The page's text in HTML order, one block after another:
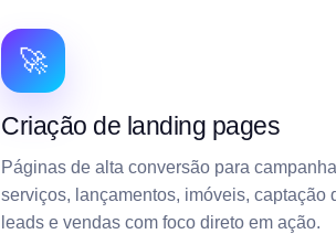
🚀
Criação de landing pages
Páginas de alta conversão para
serviços, lançamentos, imóveis, captação
leads e vendas com foco direto em ação.